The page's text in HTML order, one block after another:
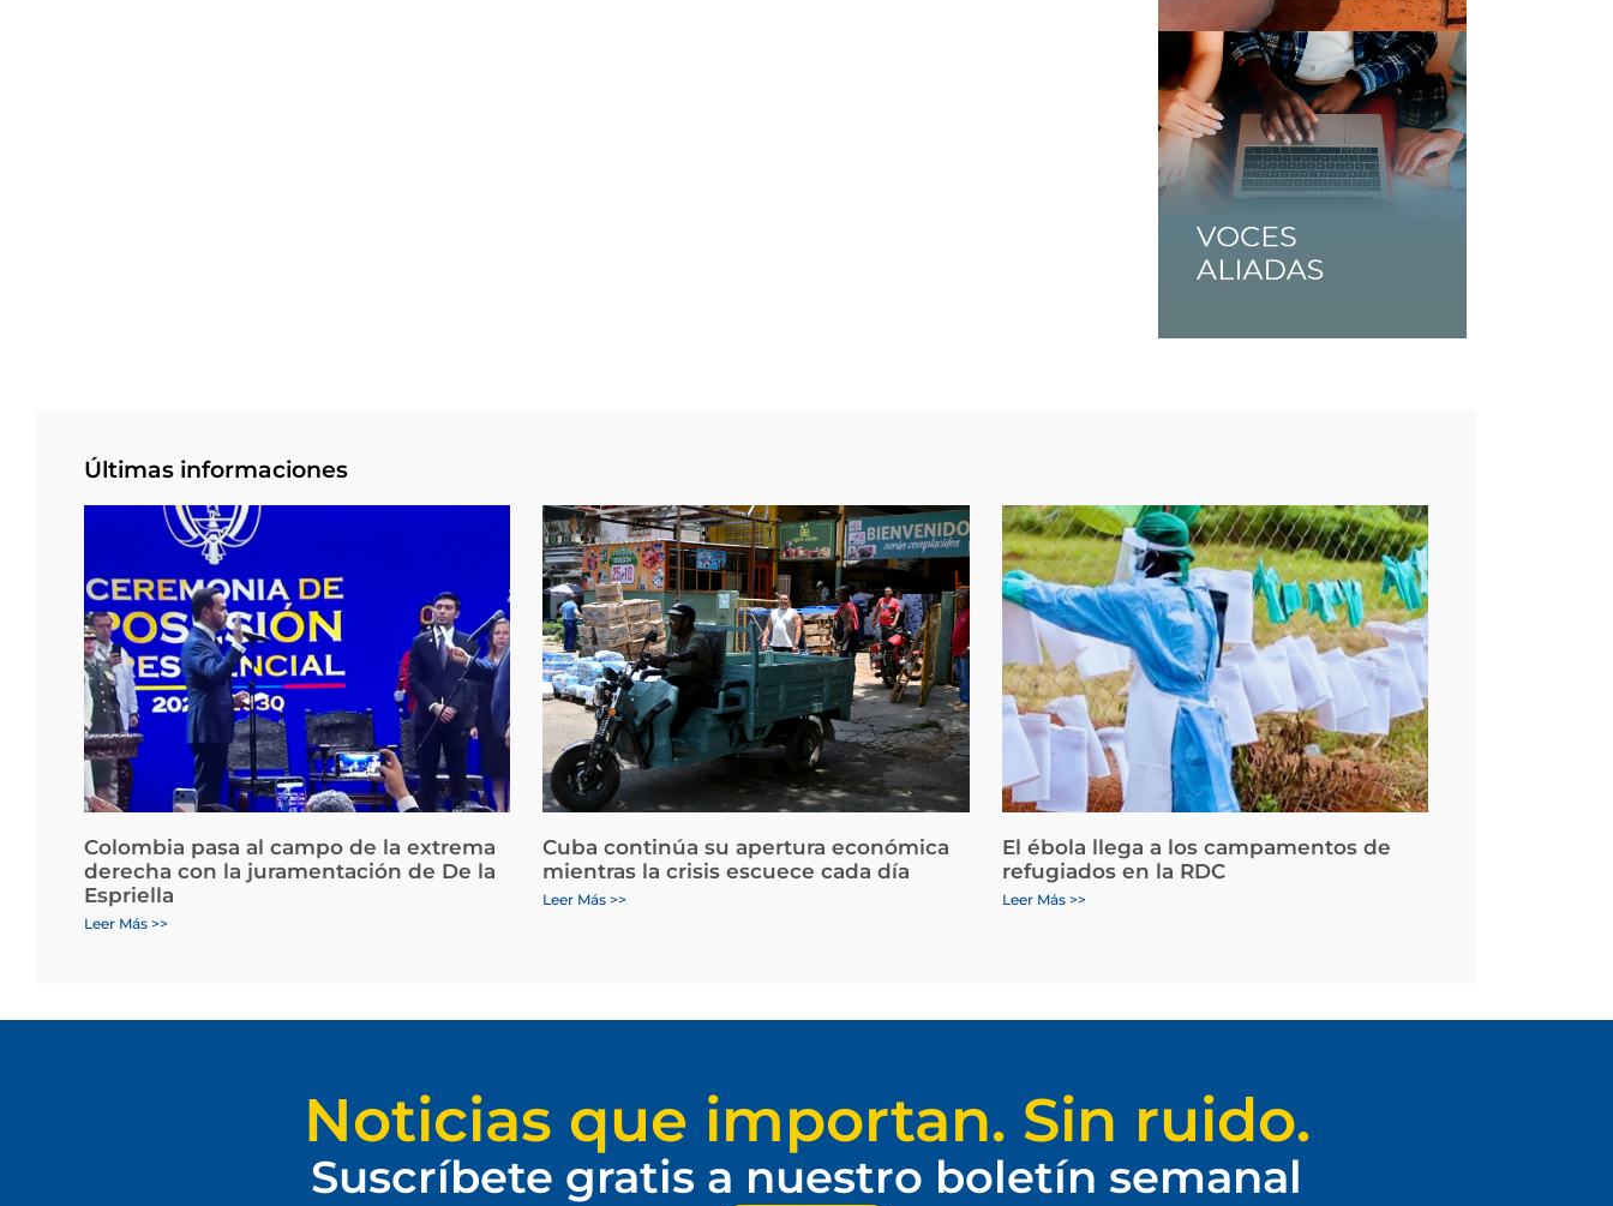
Últimas informaciones
Colombia pasa al campo de la extrema
derecha con la juramentación de De la
Espriella
Leer Más >>
Cuba continúa su apertura económica
mientras la crisis escuece cada día
Leer Más >>
El ébola llega a los campamentos de
refugiados en la RDC
Leer Más >>
Noticias que importan. Sin ruido.
Suscríbete gratis a nuestro boletín semanal